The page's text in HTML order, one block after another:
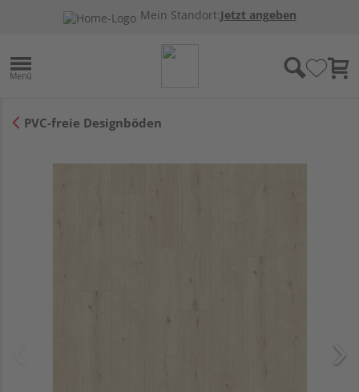
Mein Standort:Jetzt angeben
PVC-freie Designböden